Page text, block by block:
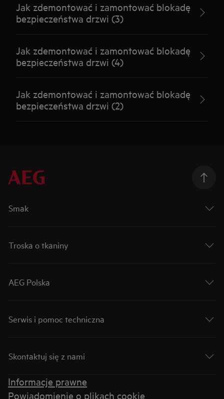
Jak zdemontować i zamontować blokadę
bezpieczeństwa drzwi (3)
Jak zdemontować i zamontować blokadę
bezpieczeństwa drzwi (4)
Jak zdemontować i zamontować blokadę
bezpieczeństwa drzwi (2)
Smak
Troska o tkaniny
AEG Polska
Serwis i pomoc techniczna
Skontaktuj się z nami
Informacje prawne
Powiadomienie o plikach cookie